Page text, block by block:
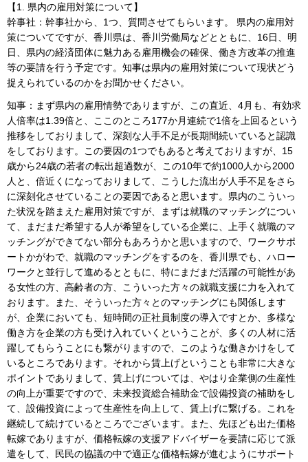
【1. 県内の雇用対策について】
幹事社：幹事社から、1つ、質問させてもらいます。 県内の雇用対
策についてですが、香川県は、香川労働局などとともに、16日、明
日、県内の経済団体に魅力ある雇用機会の確保、働き方改革の推進
等の要請を行う予定です。知事は県内の雇用対策について現状どう
捉えられているのかをお聞かせください。
知事：まず県内の雇用情勢でありますが、この直近、4月も、有効求
人倍率は1.39倍と、ここのところ177か月連続で1倍を上回るという
推移をしておりまして、深刻な人手不足が長期間続いていると認識
をしております。この要因の1つでもあると考えておりますが、15
歳から24歳の若者の転出超過数が、この10年で約1000人から2000
人と、倍近くになっておりまして、こうした流出が人手不足をさら
に深刻化させていることの要因であると思います。県内のこういっ
た状況を踏まえた雇用対策ですが、まずは就職のマッチングについ
て、まだまだ希望する人が希望をしている企業に、上手く就職のマ
ッチングができてない部分もあろうかと思いますので、ワークサポ
ートかがわで、就職のマッチングをするのを、香川県でも、ハロー
ワークと並行して進めるとともに、特にまだまだ活躍の可能性があ
る女性の方、高齢者の方、こういった方々の就職支援に力を入れて
おります。また、そういった方々とのマッチングにも関係します
が、企業においても、短時間の正社員制度の導入ですとか、多様な
働き方を企業の方も受け入れていくということが、多くの人材に活
躍してもらうことにも繋がりますので、このような働きかけをして
いるところであります。それから賃上げということも非常に大きな
ポイントでありまして、賃上げについては、やはり企業側の生産性
の向上が重要ですので、未来投資総合補助金で設備投資の補助をし
て、設備投資によって生産性を向上して、賃上げに繋げる。これを
継続して続けているところでございます。また、先ほども出た価格
転嫁でありますが、価格転嫁の支援アドバイザーを要請に応じて派
遣をして、民民の協議の中で適正な価格転嫁が進むようにサポート